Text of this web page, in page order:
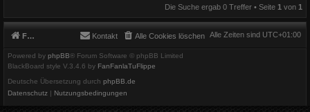
Die Suche ergab 0 Treffer • Seite 1 von 1
Foren-Übersicht Alle Zeiten sind UTC+01:00
Alle Cookies löschen
Kontakt
Powered by phpBB® Forum Software © phpBB Limited
BlackBoard style V.3.4.6 by FanFanlaTuFlippe
Deutsche Übersetzung durch phpBB.de
Datenschutz
Nutzungsbedingungen